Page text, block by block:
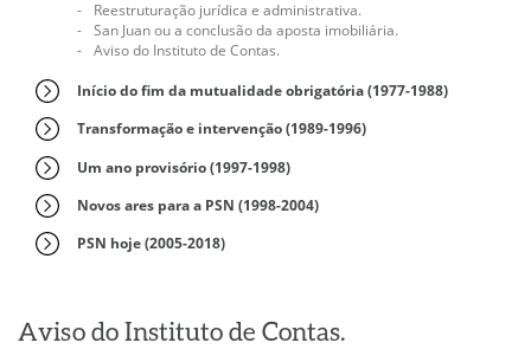
Aviso do Instituto de Contas.
Reestruturação jurídica e administrativa.
San Juan ou a conclusão da aposta imobiliária.
Aviso do Instituto de Contas.
Início do fim da mutualidade obrigatória (1977-1988)
Transformação e intervenção (1989-1996)
Um ano provisório (1997-1998)
Novos ares para a PSN (1998-2004)
PSN hoje (2005-2018)